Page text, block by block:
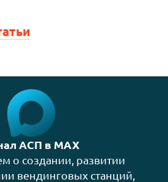
АСП в MAX
о создании, развитии
вендинговых станций,